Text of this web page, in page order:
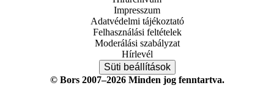
Impresszum
Adatvédelmi tájékoztató
Felhasználási feltételek
Moderálási szabályzat
Hírlevél
Süti beállítások
© Bors 2007–2026 Minden jog fenntartva.